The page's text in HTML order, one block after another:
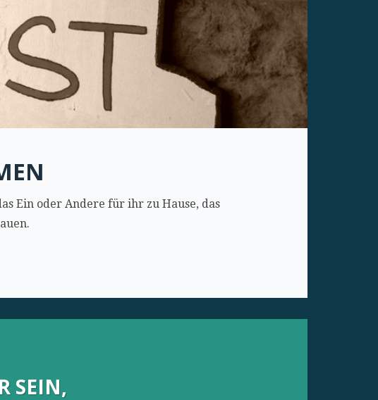
Ein oder Andere für ihr zu Hause, das
SEIN,